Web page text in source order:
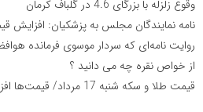
وقوع زلزله با بزرگای 4.6 در گلباف کرمان
نامه نمایندگان مجلس به پزشکیان: افزایش
روایت نامه‌ای که سردار موسوی فرمانده
از خواص نقره چه می دانید ؟
قیمت طلا و سکه شنبه 17 مرداد/ قیمت‌ها افزایشی